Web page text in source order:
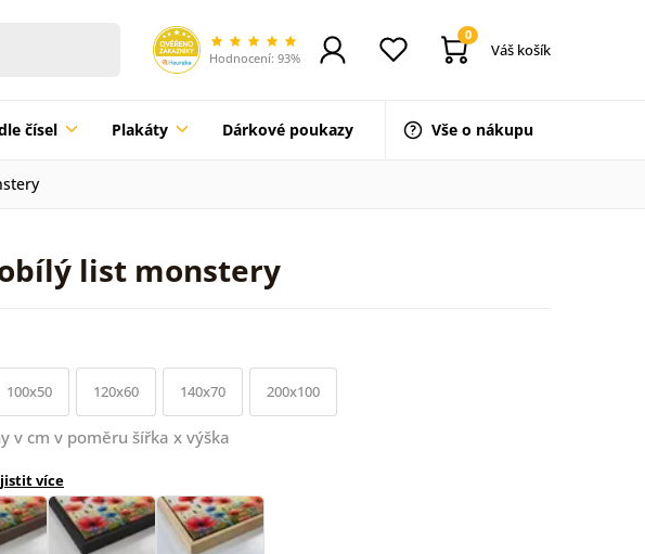
Hodnocení: 93%
0
Váš košík
čísel Plakáty Dárkové poukazy Vše o nákupu
list monstery
100x50 120x60 140x70 200x100
v cm v poměru šířka x výška
více